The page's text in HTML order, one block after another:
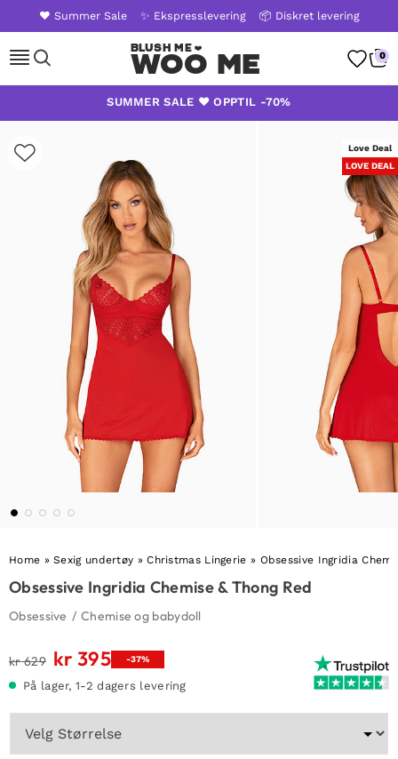
❤️ Summer Sale ✨ Ekspresslevering 📦 Diskret levering
WOO ME 0
SUMMER SALE ❤️ OPPTIL -70%
Love Deal
LOVE DEAL
Home »Sexig undertøy »Christmas Lingerie » Obsessive Ingridia
Obsessive Ingridia Chemise & Thong Red
Obsessive / Chemise og babydoll
kr629
Opprinnelig
var:
kr 629.
kr395Nåværende
er:
kr 395.
-37%
På lager, 1-2 dagers levering